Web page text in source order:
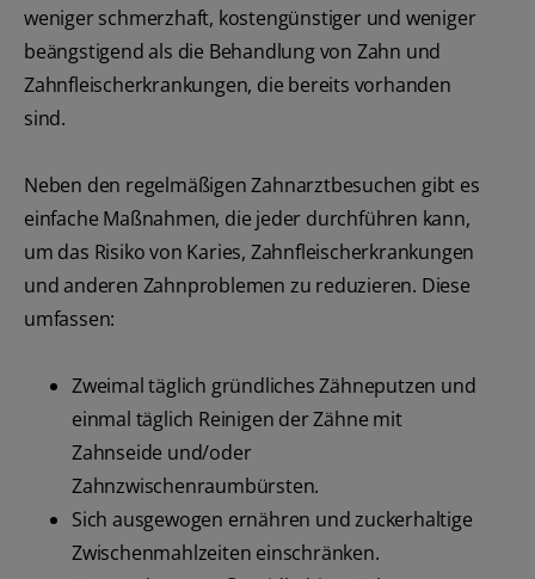
weniger schmerzhaft, kostengünstiger und weniger
beängstigend als die Behandlung von Zahn und
Zahnfleischerkrankungen, die bereits vorhanden
sind.
Neben den regelmäßigen Zahnarztbesuchen gibt es
einfache Maßnahmen, die jeder durchführen kann,
um das Risiko von Karies, Zahnfleischerkrankungen
und anderen Zahnproblemen zu reduzieren. Diese
umfassen:
Zweimal täglich gründliches Zähneputzen und
einmal täglich Reinigen der Zähne mit
Zahnseide und/oder
Zahnzwischenraumbürsten.
Sich ausgewogen ernähren und zuckerhaltige
Zwischenmahlzeiten einschränken.